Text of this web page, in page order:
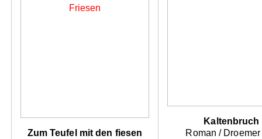
Zum Teufel mit den fiesen
Kaltenbruch
Roman /